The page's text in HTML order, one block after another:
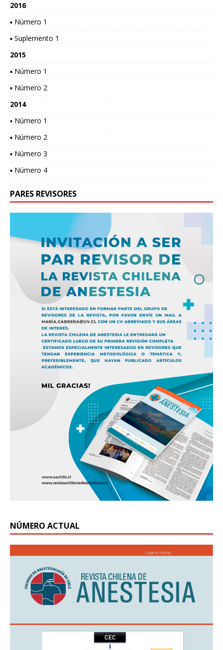
2016
▪ Número 1
▪ Suplemento 1
2015
▪ Número 1
▪ Número 2
2014
▪ Número 1
▪ Número 2
▪ Número 3
▪ Número 4
PARES REVISORES
NÚMERO ACTUAL